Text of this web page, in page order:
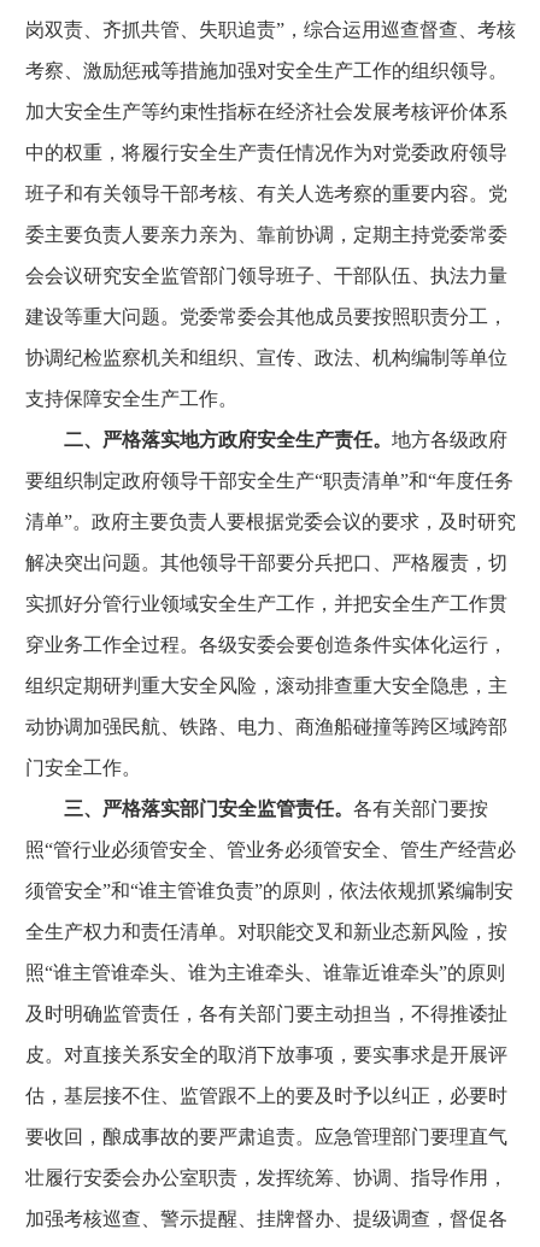
岗双责、齐抓共管、失职追责”，综合运用巡查督查、考核
考察、激励惩戒等措施加强对安全生产工作的组织领导。
加大安全生产等约束性指标在经济社会发展考核评价体系
中的权重，将履行安全生产责任情况作为对党委政府领导
班子和有关领导干部考核、有关人选考察的重要内容。党
委主要负责人要亲力亲为、靠前协调，定期主持党委常委
会会议研究安全监管部门领导班子、干部队伍、执法力量
建设等重大问题。党委常委会其他成员要按照职责分工，
协调纪检监察机关和组织、宣传、政法、机构编制等单位
支持保障安全生产工作。
二、严格落实地方政府安全生产责任。 地方各级政府
要组织制定政府领导干部安全生产“职责清单”和“年度任务
清单”。政府主要负责人要根据党委会议的要求，及时研究
解决突出问题。其他领导干部要分兵把口、严格履责，切
实抓好分管行业领域安全生产工作，并把安全生产工作贯
穿业务工作全过程。各级安委会要创造条件实体化运行，
组织定期研判重大安全风险，滚动排查重大安全隐患，主
动协调加强民航、铁路、电力、商渔船碰撞等跨区域跨部
门安全工作。
三、严格落实部门安全监管责任。 各有关部门要按
照“管行业必须管安全、管业务必须管安全、管生产经营必
须管安全”和“谁主管谁负责”的原则，依法依规抓紧编制安
全生产权力和责任清单。对职能交叉和新业态新风险，按
照“谁主管谁牵头、谁为主谁牵头、谁靠近谁牵头”的原则
及时明确监管责任，各有关部门要主动担当，不得推诿扯
皮。对直接关系安全的取消下放事项，要实事求是开展评
估，基层接不住、监管跟不上的要及时予以纠正，必要时
要收回，酿成事故的要严肃追责。应急管理部门要理直气
壮履行安委会办公室职责，发挥统筹、协调、指导作用，
加强考核巡查、警示提醒、挂牌督办、提级调查，督促各